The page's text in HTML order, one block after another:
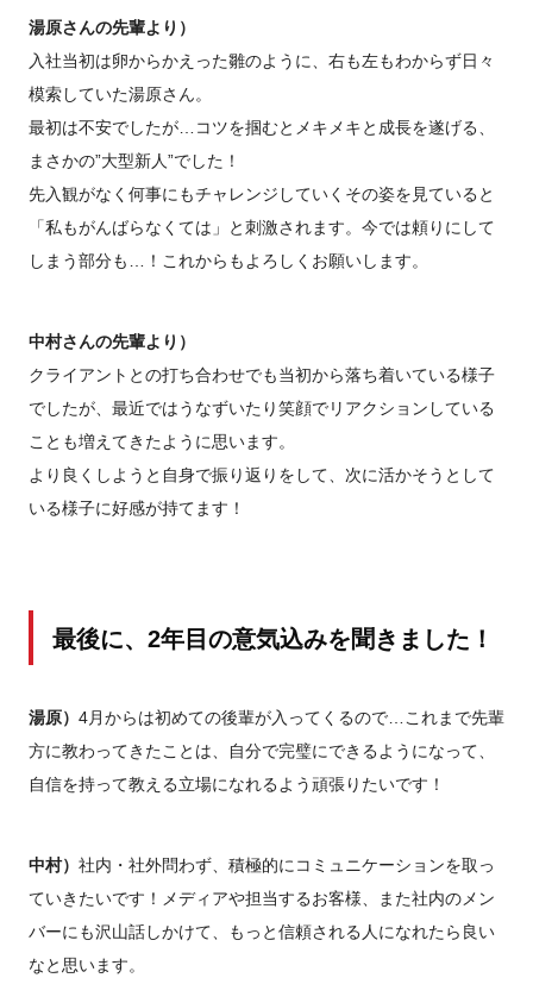
湯原さんの先輩より）
入社当初は卵からかえった雛のように、右も左もわからず日々
模索していた湯原さん。
最初は不安でしたが…コツを掴むとメキメキと成長を遂げる、
まさかの”大型新人”でした！
先入観がなく何事にもチャレンジしていくその姿を見ていると
「私もがんばらなくては」と刺激されます。今では頼りにして
しまう部分も…！これからもよろしくお願いします。
中村さんの先輩より）
クライアントとの打ち合わせでも当初から落ち着いている様子
でしたが、最近ではうなずいたり笑顔でリアクションしている
ことも増えてきたように思います。
より良くしようと自身で振り返りをして、次に活かそうとして
いる様子に好感が持てます！
最後に、2年目の意気込みを聞きました！
湯原） 4月からは初めての後輩が入ってくるので…これまで先輩
方に教わってきたことは、自分で完璧にできるようになって、
自信を持って教える立場になれるよう頑張りたいです！
中村） 社内・社外問わず、積極的にコミュニケーションを取っ
ていきたいです！メディアや担当するお客様、また社内のメン
バーにも沢山話しかけて、もっと信頼される人になれたら良い
なと思います。